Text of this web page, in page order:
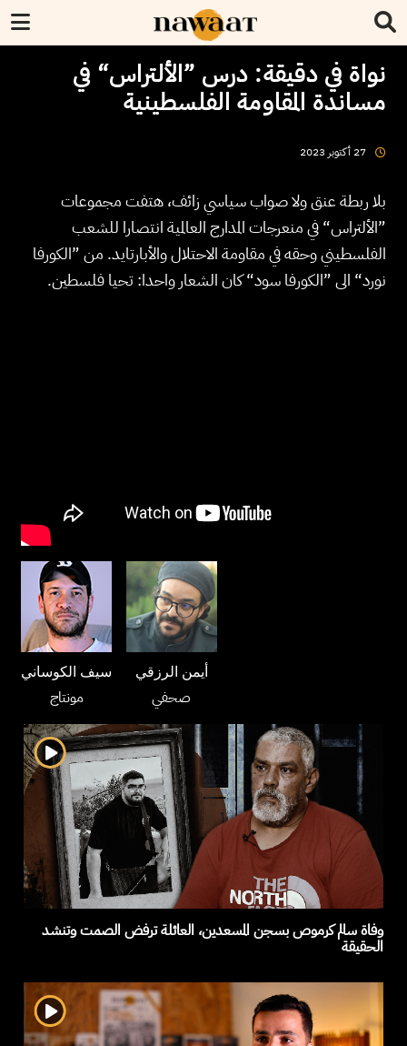
نواة في دقيقة: درس ”الألتراس“ في
مساندة المقاومة الفلسطينية
27 أكتوبر 2023
بلا ربطة عنق ولا صواب سياسي زائف، هتفت مجموعات
”الألتراس“ في منعرجات المدارج العالمية انتصارا للشعب
الفلسطيني وحقه في مقاومة الاحتلال والأبارتايد. من ”الكورفا
نورد“ الى ”الكورفا سود“ كان الشعار واحدا: تحيا فلسطين.
سيف الكوساني
مونتاج
أيمن الرزقي
صحفي
وفاة سالم كرموص بسجن المسعدين، العائلة ترفض الصمت وتنشد
الحقيقة